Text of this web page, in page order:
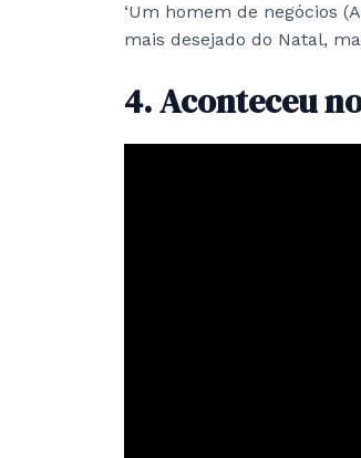
‘Um homem de negócios
mais desejado do Natal,
4. Aconteceu